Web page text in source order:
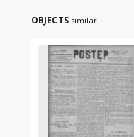
OBJECTS similar